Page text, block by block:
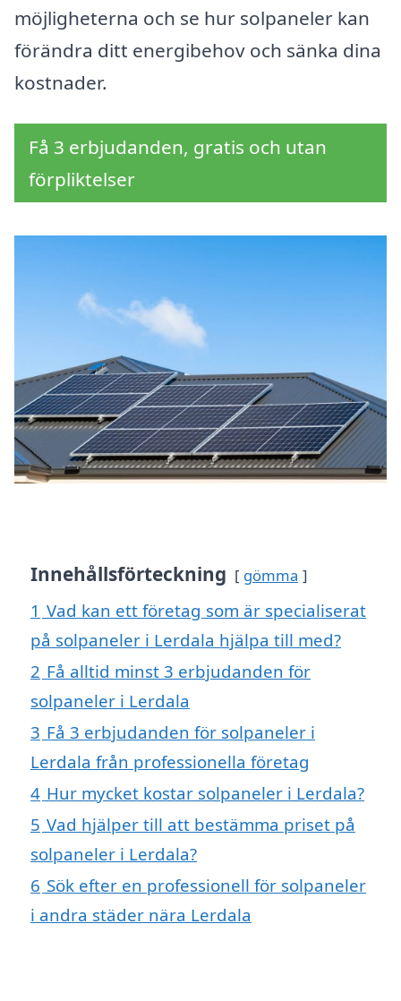
möjligheterna och se hur solpaneler kan
förändra ditt energibehov och sänka dina
kostnader.
Få 3 erbjudanden, gratis och utan
förpliktelser
Innehållsförteckning gömma
1 Vad kan ett företag som är specialiserat
på solpaneler i Lerdala hjälpa till med?
2 Få alltid minst 3 erbjudanden för
solpaneler i Lerdala
3 Få 3 erbjudanden för solpaneler i
Lerdala från professionella företag
4 Hur mycket kostar solpaneler i Lerdala?
5 Vad hjälper till att bestämma priset på
solpaneler i Lerdala?
6 Sök efter en professionell för solpaneler
i andra städer nära Lerdala